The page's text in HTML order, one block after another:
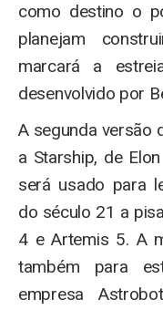
como destino o
planejam
marcará a
desenvolvido por
A segunda versão
a Starship, de
será usado para
do século 21 a
4 e Artemis 5. A
também para
empresa